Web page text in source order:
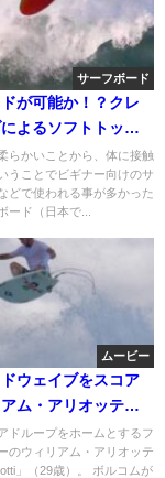
サーフボード
が可能か！？クレ
よるソフトトップ
ーフ動画
らかいことから、体に接触
うことでビギナー向けのサ
どで使われる事が多かった
ード（日本で...
ムービー
ウェイブをスコア
ム・アリオッティ
LIKE HEAVEN」
ドループをホームとするフ
のウィリアム・アリオッテ
」（29歳）。 ボルコムが